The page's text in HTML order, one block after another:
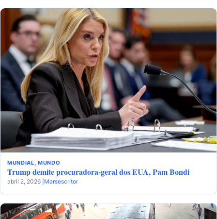
MUNDIAL, MUNDO
Trump demite procuradora-geral dos EUA, Pam Bondi
abril 2, 2026 | Marsescritor